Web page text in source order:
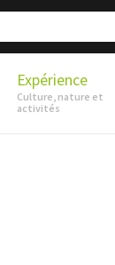
Expérience
Culture, nature et
activités